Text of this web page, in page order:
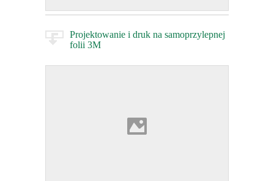
Projektowanie i druk na samoprzylepnej
folii 3M